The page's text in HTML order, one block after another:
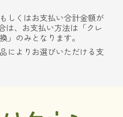
しくはお支払い合計金額が
は、お支払い方法は「クレ
」のみとなります。
によりお選びいただける支